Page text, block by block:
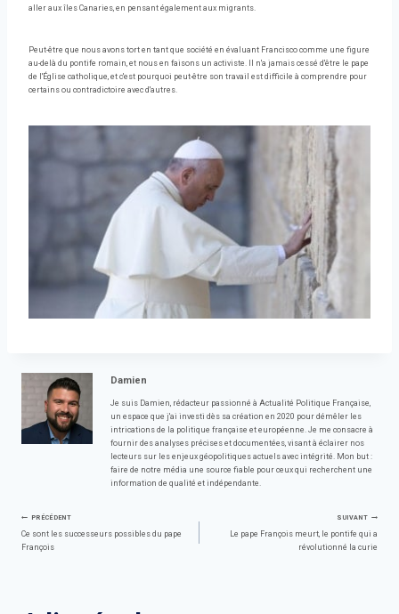
aller aux îles Canaries, en pensant également aux migrants.
Peut-être que nous avons tort en tant que société en évaluant Francisco comme une figure
au-delà du pontife romain, et nous en faisons un activiste. Il n'a jamais cessé d'être le pape
de l'Église catholique, et c'est pourquoi peut-être son travail est difficile à comprendre pour
certains ou contradictoire avec d'autres.
Damien
Je suis Damien, rédacteur passionné à Actualité Politique Française,
un espace que j'ai investi dès sa création en 2020 pour démêler les
intrications de la politique française et européenne. Je me consacre à
fournir des analyses précises et documentées, visant à éclairer nos
lecteurs sur les enjeux géopolitiques actuels avec intégrité. Mon but :
faire de notre média une source fiable pour ceux qui recherchent une
information de qualité et indépendante.
Navigation
PRÉCÉDENT
Ce sont les successeurs possibles du pape
François
SUIVANT
Le pape François meurt, le pontife qui a
révolutionné la curie